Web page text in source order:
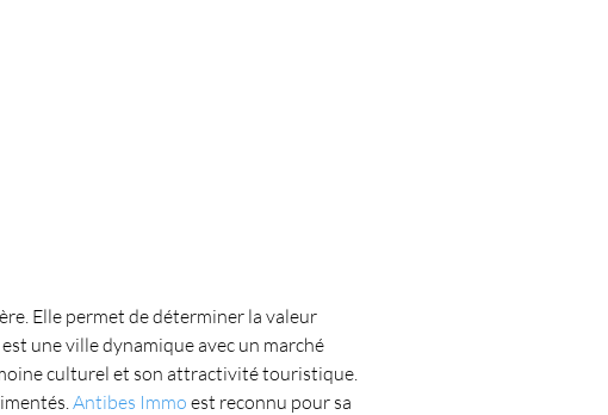
Elle permet de déterminer la valeur
est une ville dynamique avec un marché
culturel et son attractivité touristique.
Antibes Immo est reconnu pour sa